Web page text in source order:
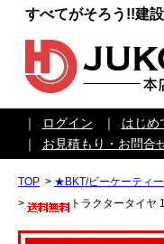
すべてがそろう!!建
｜ ログイン ｜ はじめ
｜
お見積もり・お問合
TOP > ★BKT/ビーケーティ
>
トラクタータイヤ